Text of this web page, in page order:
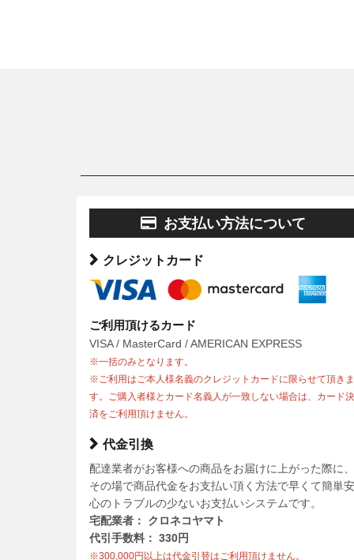
お支払い方法について
クレジットカード
ご利用頂けるカード
VISA / MasterCard / AMERICAN EXPRESS
※一括のみとなります。
※ご利用はご本人様名義のクレジットカードに限らせて頂きま
す。ご購入者様とカード名義人が一致しない場合は、カード決
済をご利用頂けません。
代金引換
配達業者がお客様への商品をお届けに上がった際に、
その場で商品代金をお支払い頂く方法で早くて簡単安
心のトラブルの少ないお支払いシステムです。
宅配業者： クロネコヤマト
代引手数料： 330円
※300,000円以上は代金引替はご利用頂けません。